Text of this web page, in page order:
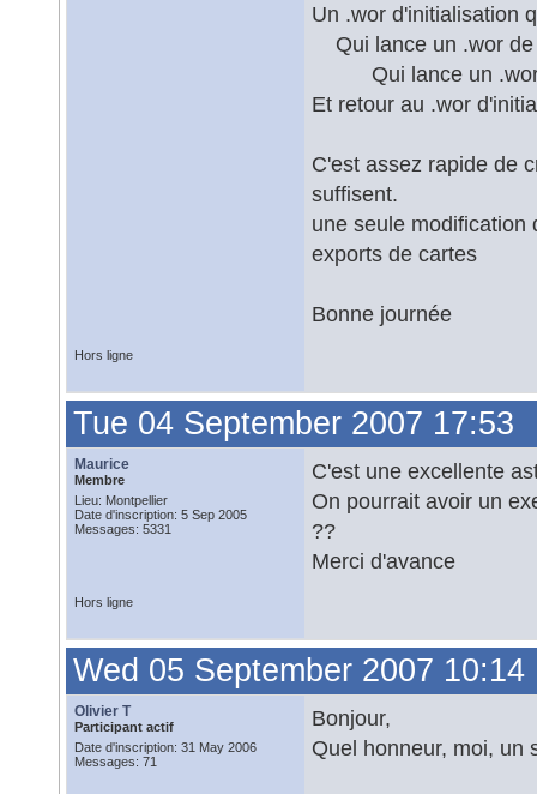
Un .wor d'initialisation
Qui lance un .wor de
Qui lance un .wor
Et retour au .wor
C'est assez rapide de
suffisent.
une seule modification
exports de cartes
Bonne journée
Hors ligne
Tue 04 September 2007 17:53
Maurice
Membre
Lieu: Montpellier
Date d'inscription: 5 Sep 2005
Messages: 5331
C'est une excellente
On pourrait avoir un
??
Merci d'avance
Hors ligne
Wed 05 September 2007 10:14
Olivier T
Participant actif
Date d'inscription: 31 May 2006
Messages: 71
Bonjour,
Quel honneur, moi, un